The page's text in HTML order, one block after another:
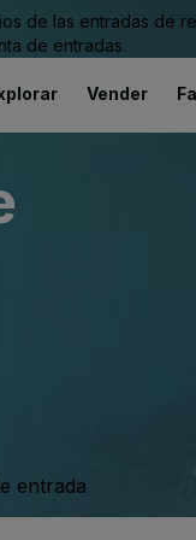
de las entradas de
de entradas.
Vender
entrada